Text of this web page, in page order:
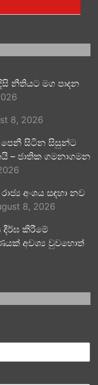
නීතියට මග පාදන
8, 2026
පෙනී සිටින සිසුන්ට
– ජාතික ගමනාගමන
අංශය සඳහා නව
8, 2026
කිරීමේ
අවශ්‍ය වුවහොත්